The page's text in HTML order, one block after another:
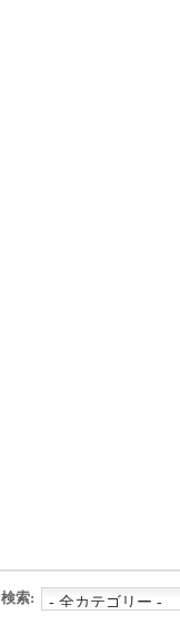
検索: